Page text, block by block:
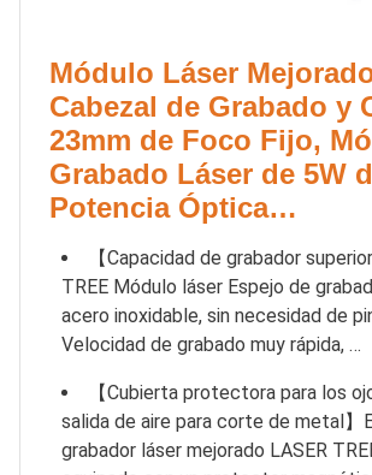
Módulo Láser
Cabezal de Grabado y
23mm de Foco Fijo,
Grabado Láser de 5W
Potencia Óptica…
【Capacidad de grabador
TREE Módulo láser Espejo de
acero inoxidable, sin necesidad de
Velocidad de grabado muy rápida, …
【Cubierta protectora para los
salida de aire para corte de metal】
grabador láser mejorado LASER